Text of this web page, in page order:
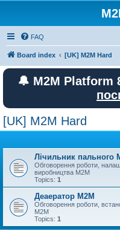
FAQ
Board index [UK] M2M Hard
🔔 M2M Platform
[UK] M2M Hard
Лічильник пального
Обговорення роботи,
виробництва М2М
Topics: 1
Деаератор M2M
Обговорення роботи,
M2M
Topics: 1